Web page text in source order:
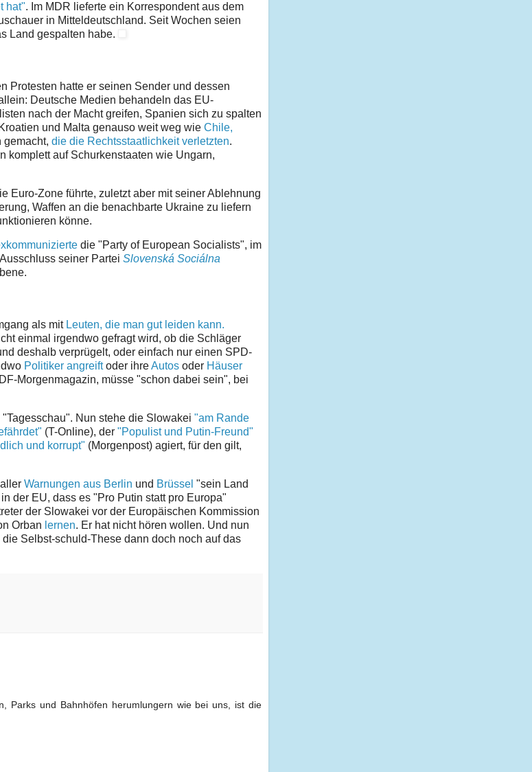
hat". Im MDR lieferte ein Korrespondent aus dem
in Mitteldeutschland. Seit Wochen seien
Land gespalten habe.
Protesten hatte er seinen Sender und dessen
Deutsche Medien behandeln das EU-
nach der Macht greifen, Spanien sich zu spalten
und Malta genauso weit weg wie Chile,
gemacht, die die Rechtsstaatlichkeit verletzten.
komplett auf Schurkenstaaten wie Ungarn,
Euro-Zone führte, zuletzt aber mit seiner Ablehnung
Waffen an die benachbarte Ukraine zu liefern
könne.
die "Party of European Socialists", im
seiner Partei Slovenská Sociálna
als mit Leuten, die man gut leiden kann.
einmal irgendwo gefragt wird, ob die Schläger
deshalb verprügelt, oder einfach nur einen SPD-
Politiker angreiftoder ihreAutos oder Häuser
Morgenmagazin, müsse "schon dabei sein", bei
"Tagesschau". Nun stehe die Slowakei "am Rande
(T-Online), der "Populist und Putin-Freund"
und korrupt" (Morgenpost) agiert, für den gilt,
Warnungen aus Berlin und Brüssel "sein Land
der EU, dass es "Pro Putin statt pro Europa"
der Slowakei vor der Europäischen Kommission
Orban lernen. Er hat nicht hören wollen. Und nun
Selbst-schuld-These dann doch noch auf das
Parks und Bahnhöfen herumlungern wie bei uns, ist die